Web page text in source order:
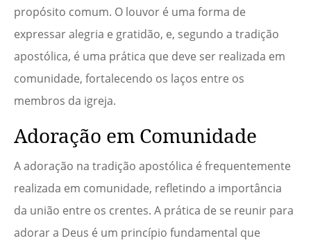
propósito comum. O louvor é uma forma de
expressar alegria e gratidão, e, segundo a tradição
apostólica, é uma prática que deve ser realizada em
comunidade, fortalecendo os laços entre os
membros da igreja.
Adoração em Comunidade
A adoração na tradição apostólica é frequentemente
realizada em comunidade, refletindo a importância
da união entre os crentes. A prática de se reunir para
adorar a Deus é um princípio fundamental que